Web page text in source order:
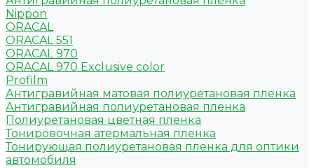
Nippon
ORACAL
ORACAL 551
ORACAL 970
ORACAL 970 Exclusive color
Profilm
Антигравийная матовая полиуретановая пленка
Антигравийная полиуретановая пленка
Полиуретановая цветная пленка
Тонировочная атермальная пленка
Тонирующая полиуретановая пленка для оптики
автомобиля